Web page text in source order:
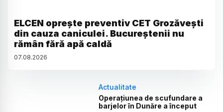
ELCEN oprește preventiv CET Grozăvești
din cauza caniculei. Bucureștenii nu
rămân fără apă caldă
07.08.2026
Actualitate
Operațiunea de scufundare a
barjelor în Dunăre a început